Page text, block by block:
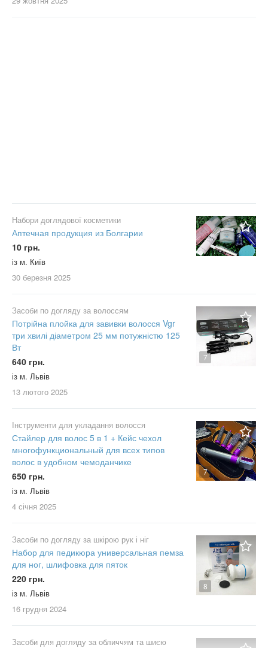
Набори доглядової косметики
Аптечная продукция из Болгарии
10 грн.
із м. Київ
30 березня 2025
7
Засоби по догляду за волоссям
Потрійна плойка для завивки волосся Vgr
три хвилі діаметром 25 мм потужністю 125
Вт
640 грн.
із м. Львів
13 лютого 2025
7
Інструменти для укладання волосся
Стайлер для волос 5 в 1 + Кейс чехол
многофункциональный для всех типов
волос в удобном чемоданчике
650 грн.
із м. Львів
4 січня 2025
8
Засоби по догляду за шкірою рук і ніг
Набор для педикюра универсальная пемза
для ног, шлифовка для пяток
220 грн.
із м. Львів
16 грудня 2024
Засоби для догляду за обличчям та шиєю